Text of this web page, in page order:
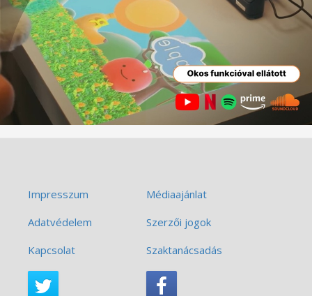
Impresszum
Médiaajánlat
Adatvédelem
Szerzői jogok
Kapcsolat
Szaktanácsadás